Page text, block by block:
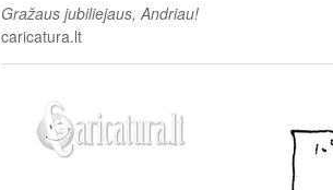
Gražaus jubiliejaus, Andriau!
caricatura.lt